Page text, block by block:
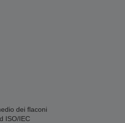
dei flaconi
ISO/IEC